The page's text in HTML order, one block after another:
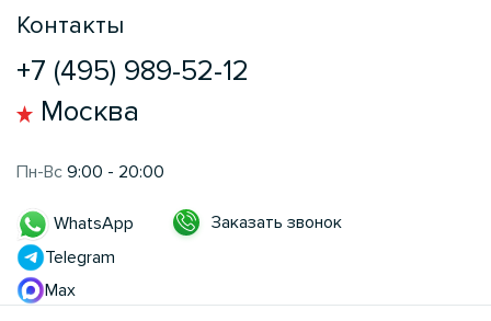
Контакты
+7 (495) 989-52-12
Москва
Пн-Вс 9:00 - 20:00
WhatsApp
Telegram
Max
Заказать звонок